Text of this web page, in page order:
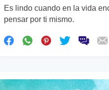
Es lindo cuando en la vida
pensar por ti mismo.